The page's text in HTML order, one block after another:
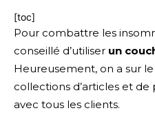
[toc]
Pour combattre les
conseillé d’utiliser un
Heureusement, on a sur le
collections d’articles et
avec tous les clients.